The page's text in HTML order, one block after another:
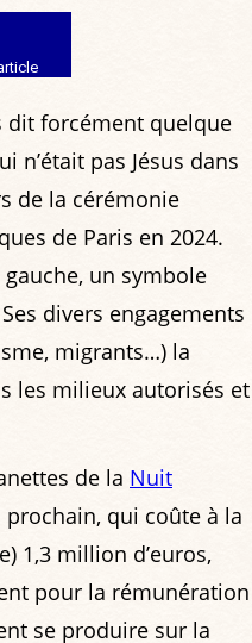
dit forcément quelque
n’était pas Jésus dans
de la cérémonie
de Paris en 2024.
un symbole
divers engagements
migrants…) la
les milieux autorisés et
de la Nuit
qui coûte à la
1,3 million d’euros,
pour la rémunération
se produire sur la